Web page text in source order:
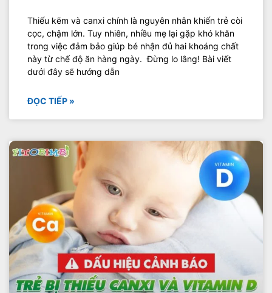
Thiếu kẽm và canxi chính là nguyên nhân khiến trẻ còi
cọc, chậm lớn. Tuy nhiên, nhiều mẹ lại gặp khó khăn
trong việc đảm bảo giúp bé nhận đủ hai khoáng chất
này từ chế độ ăn hàng ngày. Đừng lo lắng! Bài viết
dưới đây sẽ hướng dẫn
ĐỌC TIẾP »